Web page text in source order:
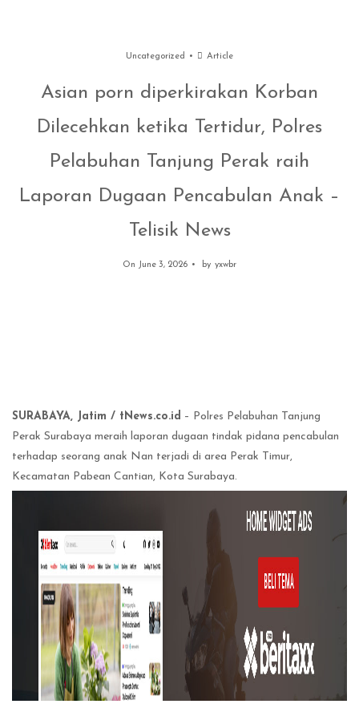
Uncategorized Article
Asian porn diperkirakan Korban
Dilecehkan ketika Tertidur, Polres
Pelabuhan Tanjung Perak raih
Laporan Dugaan Pencabulan Anak –
Telisik News
On June 3, 2026 by yxwbr
SURABAYA, Jatim / tNews.co.id – Polres Pelabuhan Tanjung
Perak Surabaya meraih laporan dugaan tindak pidana pencabulan
terhadap seorang anak Nan terjadi di area Perak Timur,
Kecamatan Pabean Cantian, Kota Surabaya.